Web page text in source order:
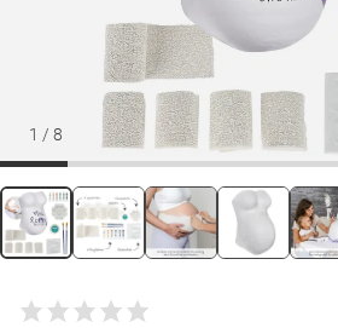
1 / 8